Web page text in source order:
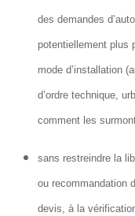
des demandes
potentiellement plus
mode d’installation
d’ordre technique,
comment les
sans restreindre la
ou recommandation
devis, à la